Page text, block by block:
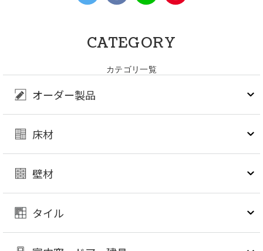
CATEGORY
カテゴリ一覧
オーダー製品
床材
壁材
タイル